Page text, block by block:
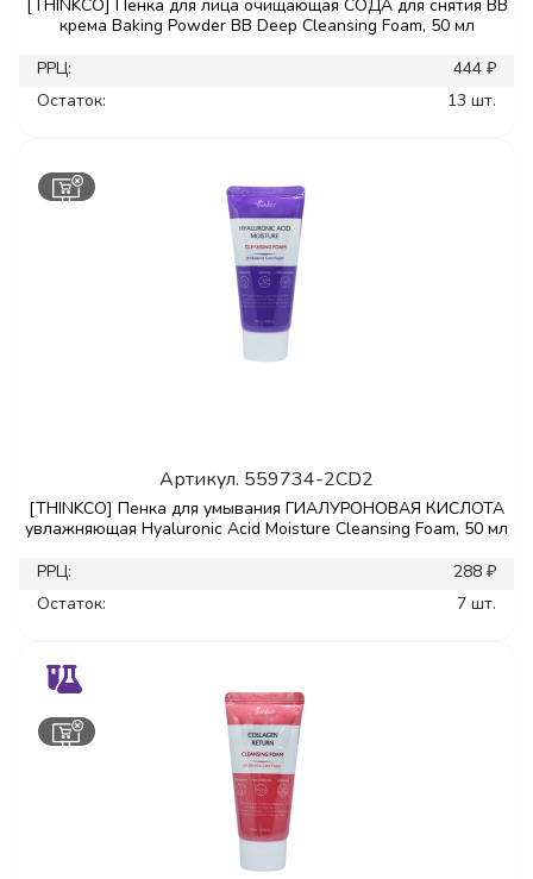
[THINKCO] Пенка для лица очищающая СОДА для снятия ВВ
крема Baking Powder ВВ Deep Cleansing Foam, 50 мл
РРЦ:
444 ₽
Остаток:
13 шт.
Артикул. 559734-2CD2
[THINKCO] Пенка для умывания ГИАЛУРОНОВАЯ КИСЛОТА
увлажняющая Hyaluronic Acid Moisture Cleansing Foam, 50 мл
РРЦ:
288 ₽
Остаток:
7 шт.